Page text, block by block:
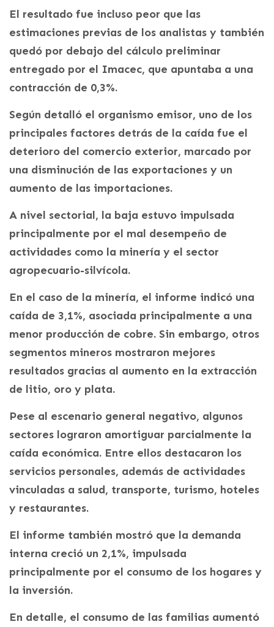
El resultado fue incluso peor que las
estimaciones previas de los analistas y también
quedó por debajo del cálculo preliminar
entregado por el Imacec, que apuntaba a una
contracción de 0,3%.
Según detalló el organismo emisor, uno de los
principales factores detrás de la caída fue el
deterioro del comercio exterior, marcado por
una disminución de las exportaciones y un
aumento de las importaciones.
A nivel sectorial, la baja estuvo impulsada
principalmente por el mal desempeño de
actividades como la minería y el sector
agropecuario-silvícola.
En el caso de la minería, el informe indicó una
caída de 3,1%, asociada principalmente a una
menor producción de cobre. Sin embargo, otros
segmentos mineros mostraron mejores
resultados gracias al aumento en la extracción
de litio, oro y plata.
Pese al escenario general negativo, algunos
sectores lograron amortiguar parcialmente la
caída económica. Entre ellos destacaron los
servicios personales, además de actividades
vinculadas a salud, transporte, turismo, hoteles
y restaurantes.
El informe también mostró que la demanda
interna creció un 2,1%, impulsada
principalmente por el consumo de los hogares y
la inversión.
En detalle, el consumo de las familias aumentó